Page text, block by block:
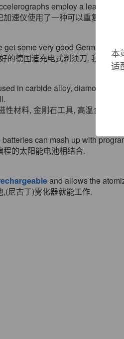
employ a lead
速仪使用了一种可以重复充电的
some very good German
的德国造充电式剃须刀. 我可以
in carbide alloy, diamond
性材料, 金刚石工具, 高温合金, 可
batteries can mash up with
程的太阳能电池相结合.
and allows the
,(尼古丁)雾化器就能工作.
本
适